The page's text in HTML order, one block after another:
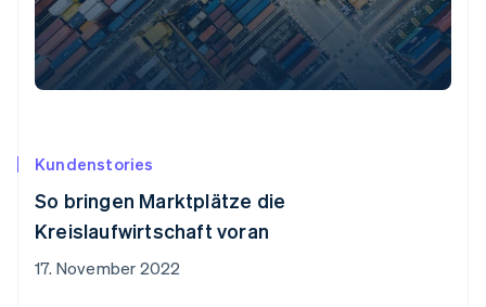
Kundenstories
So bringen Marktplätze die
Kreislaufwirtschaft voran
17. November 2022